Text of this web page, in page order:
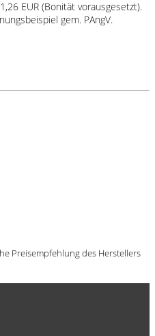
EUR (Bonität vorausgesetzt).
gem. PAngV.
Preisempfehlung des Herstellers